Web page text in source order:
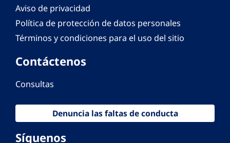
Aviso de privacidad
Política de protección de datos personales
Términos y condiciones para el uso del sitio
Contáctenos
Consultas
Denuncia las faltas de conducta
Síguenos